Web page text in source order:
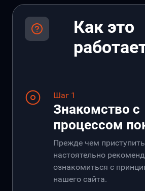
Как это
Шаг 1
Знакомство с
процессом
Прежде чем
настоятельно
ознакомиться с
нашего сайта.